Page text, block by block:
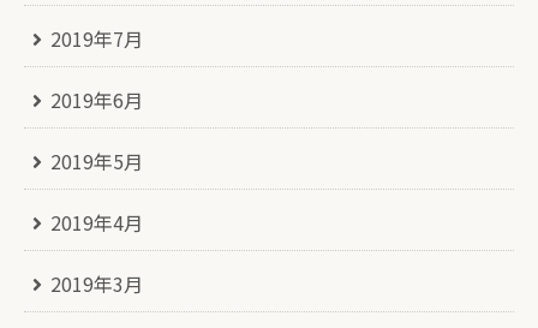
2019年7月
2019年6月
2019年5月
2019年4月
2019年3月